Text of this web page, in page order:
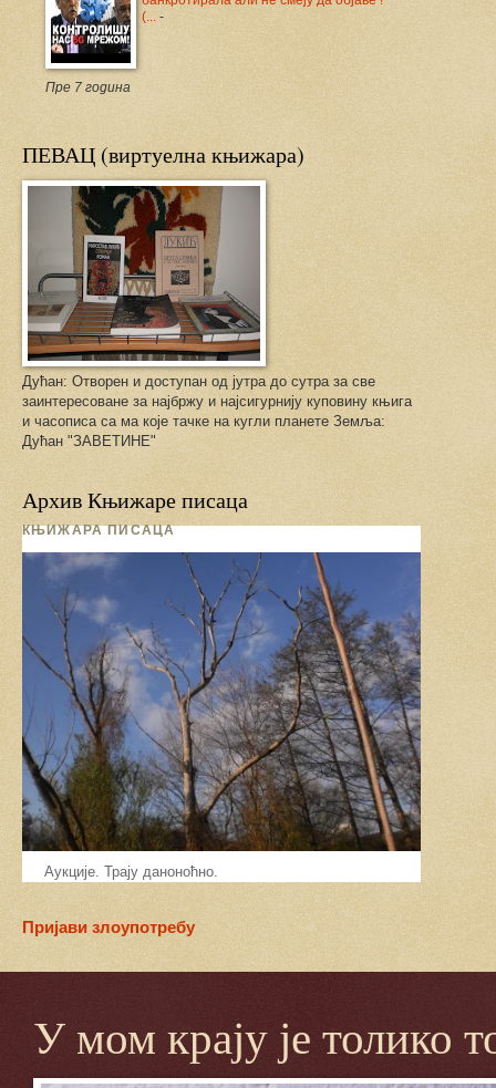
(... -
Пре 7 година
ПЕВАЦ (виртуелна књижара)
Дућан: Отворен и доступан од јутра до сутра за све
заинтересоване за најбржу и најсигурнију куповину књига
и часописа са ма које тачке на кугли планете Земља:
Дућан "ЗАВЕТИНЕ"
Архив Књижаре писаца
КЊИЖАРА ПИСАЦА
Аукције. Трају даноноћно.
Пријави злоупотребу
У мом крају је толико